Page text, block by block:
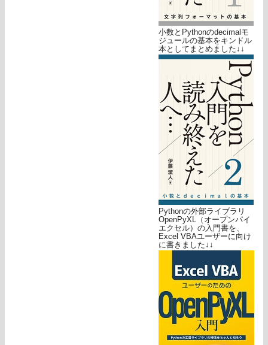
小数とPythonのdecimalモ
ジュールの基本をキンドル
本としてまとめました↓↓
Pythonの外部ライブラリ
OpenPyXL（オープンパイ
エクセル）の入門書を、
Excel VBAユーザーに向け
に書きました↓↓